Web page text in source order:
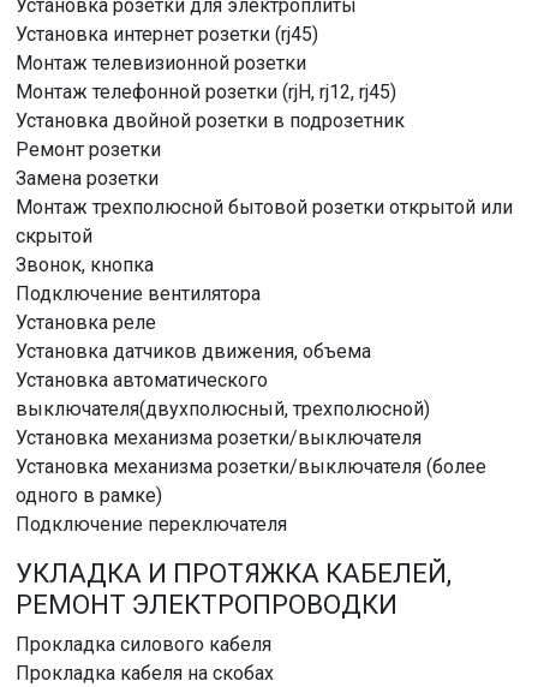
Установка розетки для электроплиты
Установка интернет розетки (rj45)
Монтаж телевизионной розетки
Монтаж телефонной розетки (rjH, rj12, rj45)
Установка двойной розетки в подрозетник
Ремонт розетки
Замена розетки
Монтаж трехполюсной бытовой розетки открытой или
скрытой
Звонок, кнопка
Подключение вентилятора
Установка реле
Установка датчиков движения, объема
Установка автоматического
выключателя(двухполюсный, трехполюсной)
Установка механизма розетки/выключателя
Установка механизма розетки/выключателя (более
одного в рамке)
Подключение переключателя
УКЛАДКА И ПРОТЯЖКА КАБЕЛЕЙ,
РЕМОНТ ЭЛЕКТРОПРОВОДКИ
Прокладка силового кабеля
Прокладка кабеля на скобах